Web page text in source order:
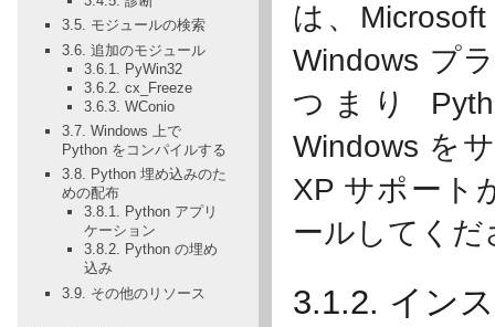
は、
Windows プ
つまり
Windows を
XP サポート
ールしてくだ
3.1.2. イン
3.5. モジュールの検索
3.6. 追加のモジュール
3.6.1. PyWin32
3.6.2. cx_Freeze
3.6.3. WConio
3.7. Windows 上で
Python をコンパイルする
3.8. Python 埋め込みのた
めの配布
3.8.1. Python アプリ
ケーション
3.8.2. Python の埋め
込み
3.9. その他のリソース